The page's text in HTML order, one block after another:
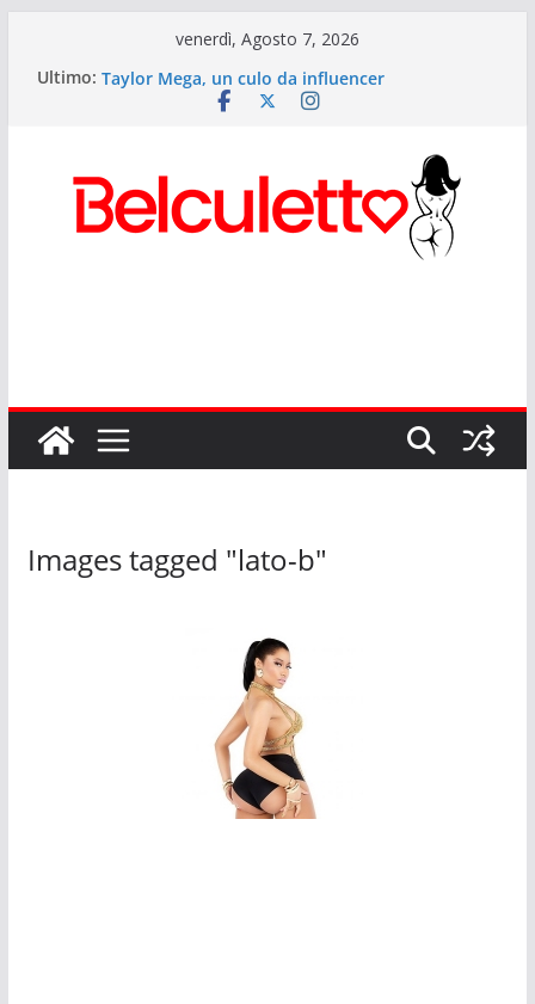
venerdì, Agosto 7, 2026
Ultimo: Taylor Mega, un culo da influencer
Elettra Lamborghini: i segreti del culetto più
Anitta: il Lato B più potente del pop mondiale
Sexy Giorgia il lato b di Onlyfans
Images tagged "lato-b"